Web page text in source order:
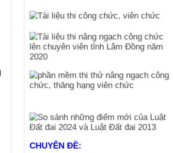
CHUYÊN ĐỀ: